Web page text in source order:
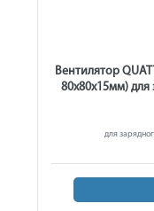
Вентилятор
80х80х15мм) для
для